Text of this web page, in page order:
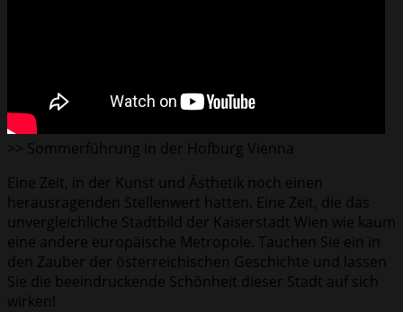
>> Sommerführung in der Hofburg Vienna
Eine Zeit, in der Kunst und Ästhetik noch einen
herausragenden Stellenwert hatten. Eine Zeit, die das
unvergleichliche Stadtbild der Kaiserstadt Wien wie kaum
eine andere europäische Metropole. Tauchen Sie ein in
den Zauber der österreichischen Geschichte und lassen
Sie die beeindruckende Schönheit dieser Stadt auf sich
wirken!